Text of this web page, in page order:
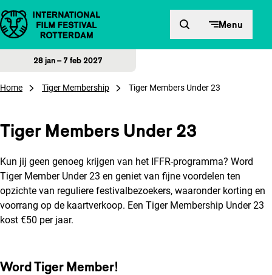
Direct naar inhoud Menu
28 jan – 7 feb 2027
Home Tiger Membership Tiger Members Under 23
Tiger Members Under 23
Kun jij geen genoeg krijgen van het IFFR-programma? Word
Tiger Member Under 23 en geniet van fijne voordelen ten
opzichte van reguliere festivalbezoekers, waaronder korting en
voorrang op de kaartverkoop. Een Tiger Membership Under 23
kost €50 per jaar.
Word Tiger Member!